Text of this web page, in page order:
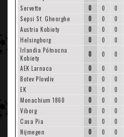
Servette 0 0 0
Sepsi Sf. Gheorghe 0 0 0
Austria Kobiety 0 0 0
Helsingborg 0 0 0
Irlandia Północna
Kobiety
0 0 0
AEK Larnaca 0 0 0
Botev Plovdiv 0 0 0
EK 0 0 0
Monachium 1860 0 0 0
Viborg 0 0 0
Casa Pia 0 0 0
Nijmegen 0 0 0